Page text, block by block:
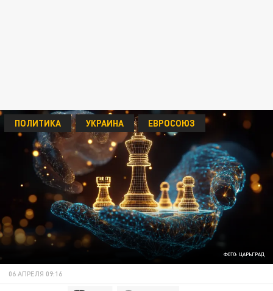
ФОТО: ЦАРЬГРАД
ПОЛИТИКА УКРАИНА ЕВРОСОЮЗ
06 АПРЕЛЯ 09:16